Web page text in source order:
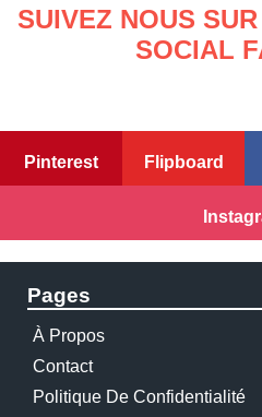
SUIVEZ NOUS
SOCIAL
Pinterest Flipboard
Pages
À Propos
Contact
Politique De Confidentialité